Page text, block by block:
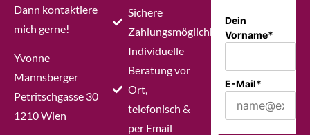
Dann kontaktiere
mich gerne!
Yvonne
Mannsberger
Petritschgasse 30
1210 Wien
Sichere
Zahlungsmöglichkeiten
Individuelle
Beratung vor
Ort,
telefonisch &
per Email
Dein
Vorname*
E-Mail*